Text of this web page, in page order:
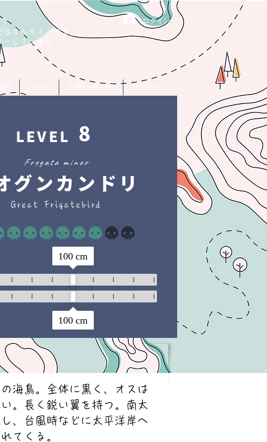
するサイトです。
しています！
ログイン
お問い合わせ
8
LEVEL
Fregata minor
グンカンドリ
Great Frigatebird
5 平均評価 3 /5
100cm
100cm
海鳥。全体に黒く、オスは
。長く鋭い翼を持つ。南太
、台風時などに太平洋岸へ
てくる。